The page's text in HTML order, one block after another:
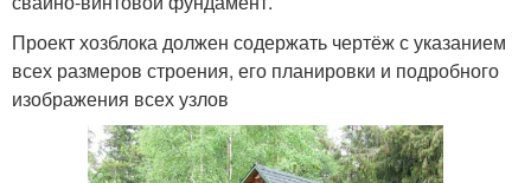
Проект хозблока должен содержать чертёж с указанием
всех размеров строения, его планировки и подробного
изображения всех узлов